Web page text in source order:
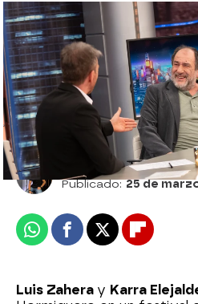
Así ha sido la
Zahera y Karra
Roberto Fernández
Publicado:25 de
WhatsappFacebook
X Flipboard
Luis Zahera y Karra